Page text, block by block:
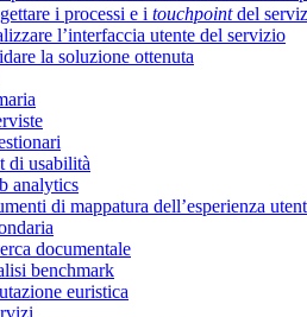
i processi e i touchpointdel
l’interfaccia utente del servizio
la soluzione ottenuta
di usabilità
analytics
di mappatura dell’esperienza
documentale
benchmark
euristica